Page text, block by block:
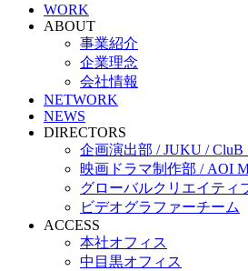
WORK
ABOUT
事業紹介
企業理念
会社情報
NETWORK
NEWS
DIRECTORS
企画演出部 / JUKU /
映画ドラマ制作部 / AOI
グローバルクリエイティ
ビデオグラファーチーム
ACCESS
本社オフィス
中目黒オフィス